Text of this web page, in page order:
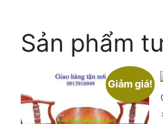
Sản phẩm
Giảm giá!